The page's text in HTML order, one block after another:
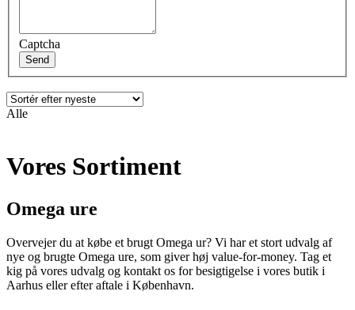
Captcha
Send
Alle
Vores Sortiment
Omega ure
Overvejer du at købe et brugt Omega ur? Vi har et stort udvalg af
nye og brugte Omega ure, som giver høj value-for-money. Tag et
kig på vores udvalg og kontakt os for besigtigelse i vores butik i
Aarhus eller efter aftale i København.